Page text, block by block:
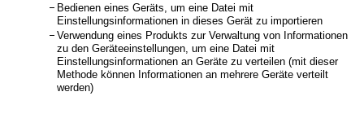
Bedienen eines Geräts, um eine Datei mit
Einstellungsinformationen in dieses Gerät zu importieren
Verwendung eines Produkts zur Verwaltung von Informationen
zu den Geräteeinstellungen, um eine Datei mit
Einstellungsinformationen an Geräte zu verteilen (mit dieser
Methode können Informationen an mehrere Geräte verteilt
werden)